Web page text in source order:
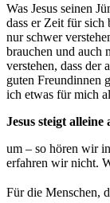
Was Jesus seinen
dass er Zeit für sich
nur schwer
brauchen und auch
verstehen, dass der
guten Freundinnen
ich etwas für mich
Jesus steigt alleine
um – so hören wir
erfahren wir nicht.
Für die Menschen,